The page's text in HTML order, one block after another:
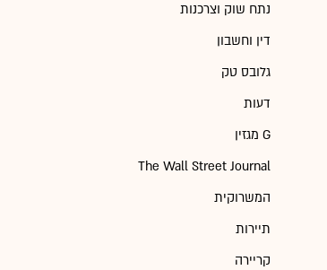
נתח שוק וצרכנות
דין וחשבון
גלובס טק
דעות
מגזין G
The Wall Street Journal
המשרוקית
תיירות
קריירה